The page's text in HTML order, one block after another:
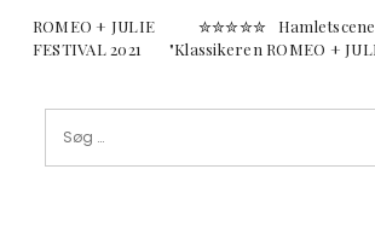
ROMEO + JULIE ✮✮✮✮✮ Hamletscenen
FESTIVAL 2021 "Klassikeren ROMEO +